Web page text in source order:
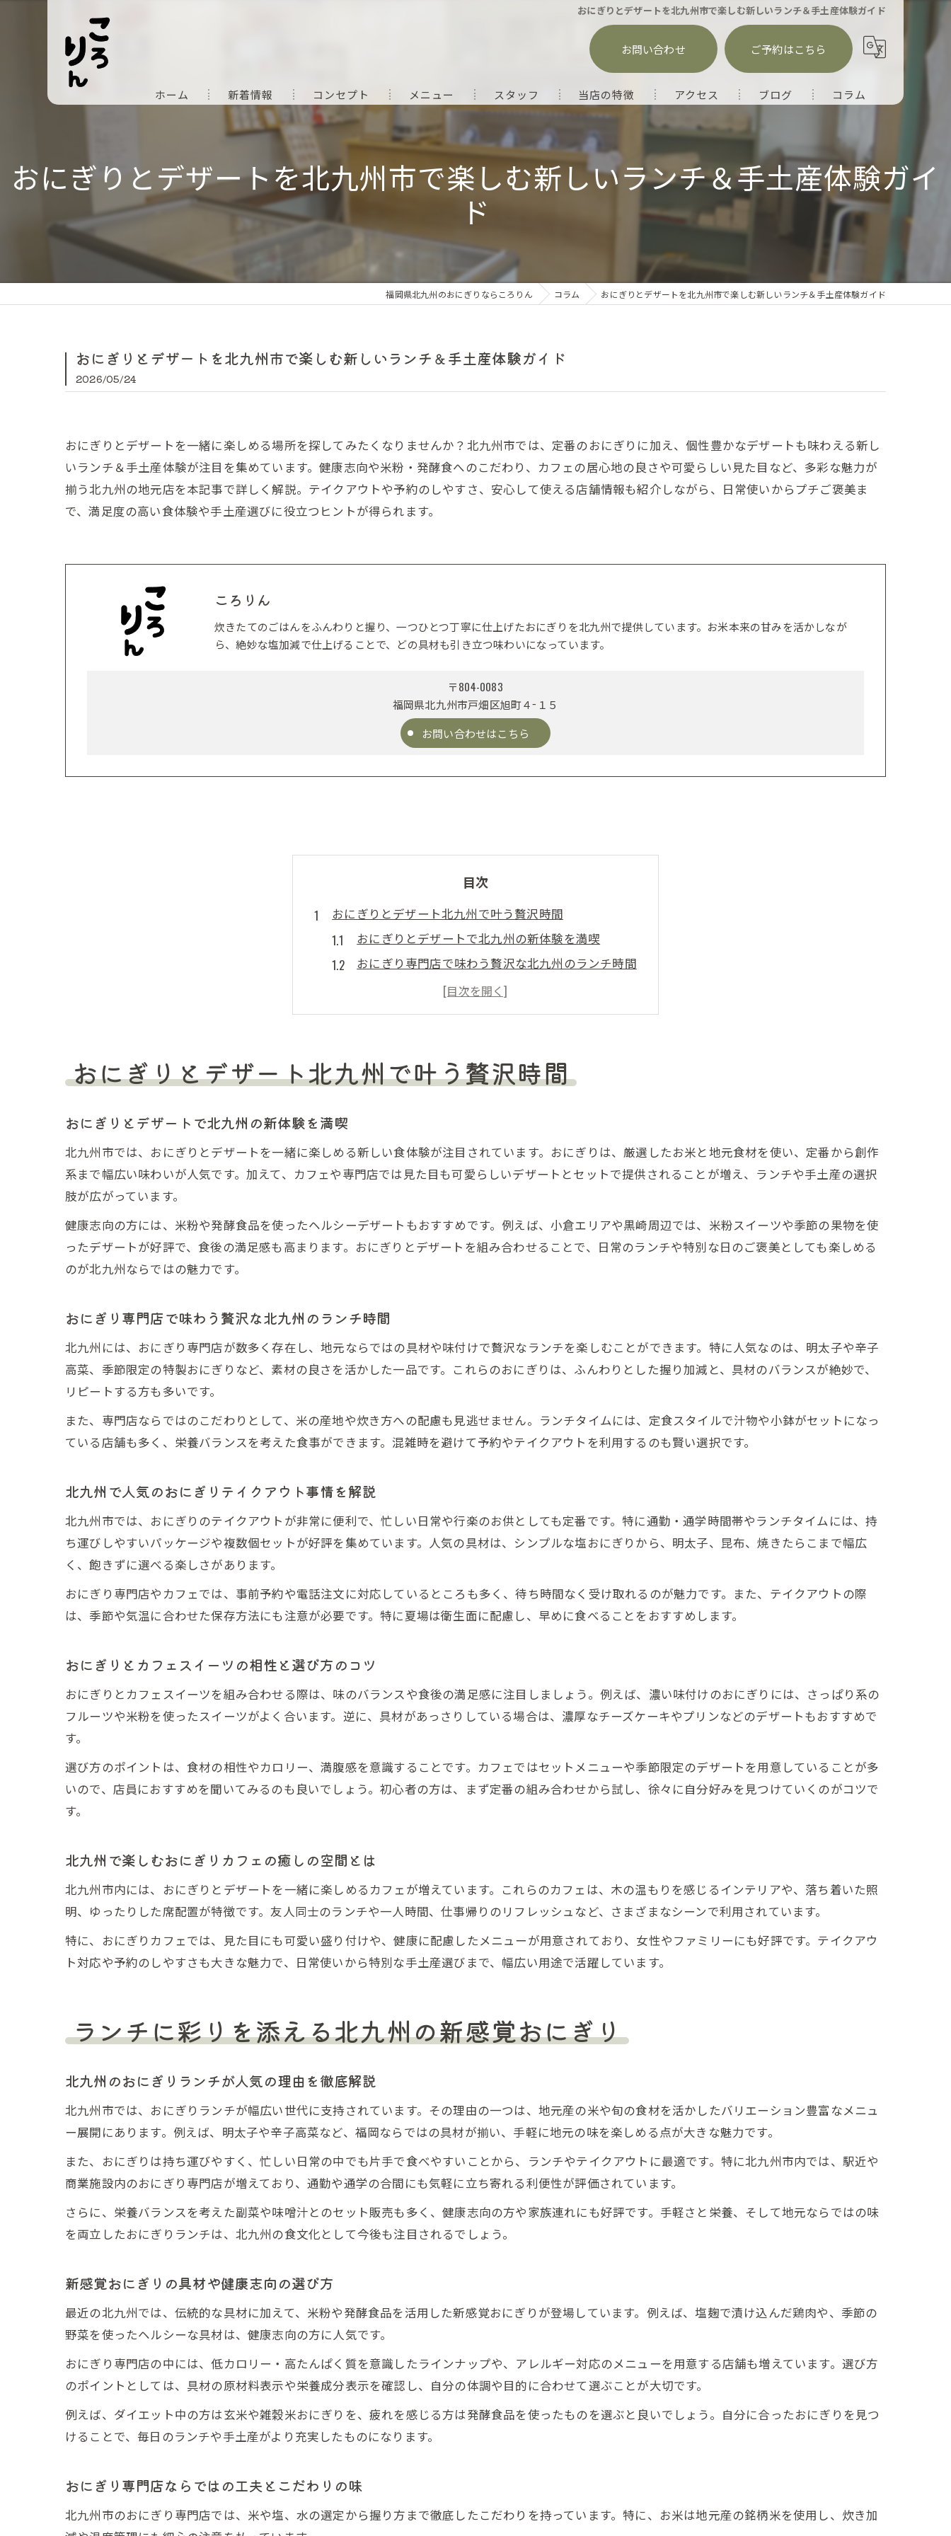
おにぎりとデザートを北九州市で楽しむ新しいランチ＆手土産体験ガイド
お問い合わせ ご予約はこちら
ホーム 新着情報 コンセプト メニュー スタッフ 当店の特徴
テイクアウト
お弁当
アクセス ブログ コラム
おにぎりとデザートを北九州市で楽しむ新しいランチ＆手土産体験ガイ
ド
福岡県北九州のおにぎりならころりん コラム おにぎりとデザートを北九州市で楽しむ新しいランチ＆手土産体験ガイド
おにぎりとデザートを北九州市で楽しむ新しいランチ＆手土産体験ガイド
2026/05/24
おにぎりとデザートを一緒に楽しめる場所を探してみたくなりませんか？北九州市では、定番のおにぎりに加え、個性豊かなデザートも味わえる新し
いランチ＆手土産体験が注目を集めています。健康志向や米粉・発酵食へのこだわり、カフェの居心地の良さや可愛らしい見た目など、多彩な魅力が
揃う北九州の地元店を本記事で詳しく解説。テイクアウトや予約のしやすさ、安心して使える店舗情報も紹介しながら、日常使いからプチご褒美ま
で、満足度の高い食体験や手土産選びに役立つヒントが得られます。
ころりん
炊きたてのごはんをふんわりと握り、一つひとつ丁寧に仕上げたおにぎりを北九州で提供しています。お米本来の甘みを活かしなが
ら、絶妙な塩加減で仕上げることで、どの具材も引き立つ味わいになっています。
〒804-0083
福岡県北九州市戸畑区旭町４−１５
お問い合わせはこちら
目次
おにぎりとデザート北九州で叶う贅沢時間
おにぎりとデザートで北九州の新体験を満喫
おにぎり専門店で味わう贅沢な北九州のランチ時間
北九州で人気のおにぎりテイクアウト事情を解説
おにぎりとカフェスイーツの相性と選び方のコツ
ランチに彩りを添える北九州の新感覚おにぎり
北九州のおにぎりランチが人気の理由を徹底解説
北九州で話題のおにぎりカフェランチ体験とは
おにぎりとデザートのセットが楽しめる魅力
北九州のおにぎりテイクアウトで叶う手軽な満足感
北九州で話題のおにぎりテイクアウトの魅力紹介
おにぎり専門店発のデザートにも注目
おにぎり専門店のデザート活用術と選び方ポイント
おにぎり専門店発スイーツの新しい楽しみ方
おにぎりとデザートが楽しめる北九州カフェ特集
北九州おにぎりカフェ選びのポイントと楽しみ方
北九州で喜ばれるおにぎり手土産の選び方ポイント
おにぎりとデザートを手土産に選ぶコツを解説
おにぎりとデザート北九州で叶う贅沢時間
おにぎりとデザートで北九州の新体験を満喫
北九州市では、おにぎりとデザートを一緒に楽しめる新しい食体験が注目されています。おにぎりは、厳選したお米と地元食材を使い、定番から創作
系まで幅広い味わいが人気です。加えて、カフェや専門店では見た目も可愛らしいデザートとセットで提供されることが増え、ランチや手土産の選択
肢が広がっています。
健康志向の方には、米粉や発酵食品を使ったヘルシーデザートもおすすめです。例えば、小倉エリアや黒崎周辺では、米粉スイーツや季節の果物を使
ったデザートが好評で、食後の満足感も高まります。おにぎりとデザートを組み合わせることで、日常のランチや特別な日のご褒美としても楽しめる
のが北九州ならではの魅力です。
おにぎり専門店で味わう贅沢な北九州のランチ時間
北九州には、おにぎり専門店が数多く存在し、地元ならではの具材や味付けで贅沢なランチを楽しむことができます。特に人気なのは、明太子や辛子
高菜、季節限定の特製おにぎりなど、素材の良さを活かした一品です。これらのおにぎりは、ふんわりとした握り加減と、具材のバランスが絶妙で、
リピートする方も多いです。
また、専門店ならではのこだわりとして、米の産地や炊き方への配慮も見逃せません。ランチタイムには、定食スタイルで汁物や小鉢がセットになっ
ている店舗も多く、栄養バランスを考えた食事ができます。混雑時を避けて予約やテイクアウトを利用するのも賢い選択です。
北九州で人気のおにぎりテイクアウト事情を解説
北九州市では、おにぎりのテイクアウトが非常に便利で、忙しい日常や行楽のお供としても定番です。特に通勤・通学時間帯やランチタイムには、持
ち運びしやすいパッケージや複数個セットが好評を集めています。人気の具材は、シンプルな塩おにぎりから、明太子、昆布、焼きたらこまで幅広
く、飽きずに選べる楽しさがあります。
おにぎり専門店やカフェでは、事前予約や電話注文に対応しているところも多く、待ち時間なく受け取れるのが魅力です。また、テイクアウトの際
は、季節や気温に合わせた保存方法にも注意が必要です。特に夏場は衛生面に配慮し、早めに食べることをおすすめします。
おにぎりとカフェスイーツの相性と選び方のコツ
おにぎりとカフェスイーツを組み合わせる際は、味のバランスや食後の満足感に注目しましょう。例えば、濃い味付けのおにぎりには、さっぱり系の
フルーツや米粉を使ったスイーツがよく合います。逆に、具材があっさりしている場合は、濃厚なチーズケーキやプリンなどのデザートもおすすめで
す。
選び方のポイントは、食材の相性やカロリー、満腹感を意識することです。カフェではセットメニューや季節限定のデザートを用意していることが多
いので、店員におすすめを聞いてみるのも良いでしょう。初心者の方は、まず定番の組み合わせから試し、徐々に自分好みを見つけていくのがコツで
す。
北九州で楽しむおにぎりカフェの癒しの空間とは
北九州市内には、おにぎりとデザートを一緒に楽しめるカフェが増えています。これらのカフェは、木の温もりを感じるインテリアや、落ち着いた照
明、ゆったりした席配置が特徴です。友人同士のランチや一人時間、仕事帰りのリフレッシュなど、さまざまなシーンで利用されています。
特に、おにぎりカフェでは、見た目にも可愛い盛り付けや、健康に配慮したメニューが用意されており、女性やファミリーにも好評です。テイクアウ
ト対応や予約のしやすさも大きな魅力で、日常使いから特別な手土産選びまで、幅広い用途で活躍しています。
ランチに彩りを添える北九州の新感覚おにぎり
北九州のおにぎりランチが人気の理由を徹底解説
北九州市では、おにぎりランチが幅広い世代に支持されています。その理由の一つは、地元産の米や旬の食材を活かしたバリエーション豊富なメニュ
ー展開にあります。例えば、明太子や辛子高菜など、福岡ならではの具材が揃い、手軽に地元の味を楽しめる点が大きな魅力です。
また、おにぎりは持ち運びやすく、忙しい日常の中でも片手で食べやすいことから、ランチやテイクアウトに最適です。特に北九州市内では、駅近や
商業施設内のおにぎり専門店が増えており、通勤や通学の合間にも気軽に立ち寄れる利便性が評価されています。
さらに、栄養バランスを考えた副菜や味噌汁とのセット販売も多く、健康志向の方や家族連れにも好評です。手軽さと栄養、そして地元ならではの味
を両立したおにぎりランチは、北九州の食文化として今後も注目されるでしょう。
新感覚おにぎりの具材や健康志向の選び方
最近の北九州では、伝統的な具材に加えて、米粉や発酵食品を活用した新感覚おにぎりが登場しています。例えば、塩麹で漬け込んだ鶏肉や、季節の
野菜を使ったヘルシーな具材は、健康志向の方に人気です。
おにぎり専門店の中には、低カロリー・高たんぱく質を意識したラインナップや、アレルギー対応のメニューを用意する店舗も増えています。選び方
のポイントとしては、具材の原材料表示や栄養成分表示を確認し、自分の体調や目的に合わせて選ぶことが大切です。
例えば、ダイエット中の方は玄米や雑穀米おにぎりを、疲れを感じる方は発酵食品を使ったものを選ぶと良いでしょう。自分に合ったおにぎりを見つ
けることで、毎日のランチや手土産がより充実したものになります。
おにぎり専門店ならではの工夫とこだわりの味
北九州市のおにぎり専門店では、米や塩、水の選定から握り方まで徹底したこだわりを持っています。特に、お米は地元産の銘柄米を使用し、炊き加